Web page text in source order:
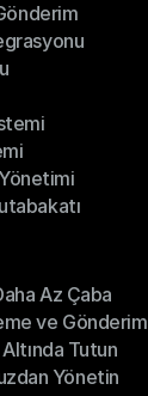
Az Çaba
Az Çaba
ve Gönderim
ve Gönderim
Tutun
Altında Tutun
Yönetin